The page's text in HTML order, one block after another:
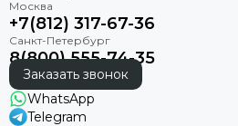
+7(812) 317-67-36
8(800) 555-74-35
Заказать звонок
WhatsApp
Telegram